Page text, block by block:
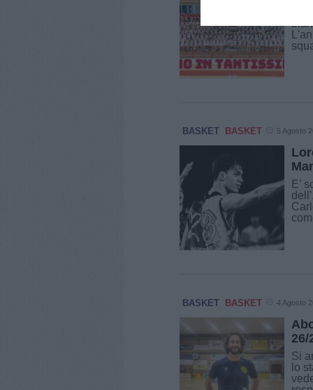
BASKET BASKET 5 Agosto
E’
BASKET BASKET 4 Agosto
Si
lo